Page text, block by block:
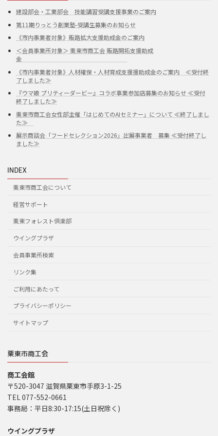
建設部会・工業部会 技能講習受講支援事業のご案内
第11期りっとう創業塾-受講生募集のお知らせ
《市内事業者対象》販路拡大支援助成金のご案内
＜会員事業所対象＞ 栗東市商工会 販路開拓支援助成
金
《市内事業者対象》人材確保・人材育成支援援助成金のご案内 ≪受付終
了しました≫
『ウマ娘 プリティーダービー』コラボ事業参加店募集のお知らせ ≪受付
終了しました≫
栗東市商工会女性部主催「はじめてのAIセミナー」について ≪終了しまし
た≫
展示商談会「フードセレクション2026」出展事業者 募集 ≪受付終了し
ました≫
INDEX
栗東市商工会について
経営サポート
栗東フォレスト倶楽部
ウイングプラザ
会員事業所検索
リンク集
ご利用にあたって
プライバシーポリシー
サイトマップ
栗東市商工会
商工会館
〒520-3047 滋賀県栗東市手原3-1-25
TEL 077-552-0661
事務局：平日8:30-17:15(土日祝除く)
ウイングプラザ